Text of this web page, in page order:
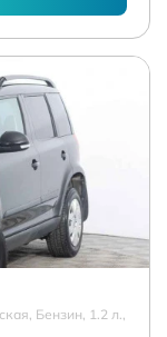
Бензин, 1.2 л.,